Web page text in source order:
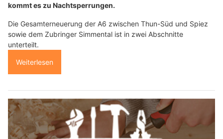
kommt es zu Nachtsperrungen.
Die Gesamterneuerung der A6 zwischen Thun-Süd und Spiez
sowie dem Zubringer Simmental ist in zwei Abschnitte
unterteilt.
Weiterlesen